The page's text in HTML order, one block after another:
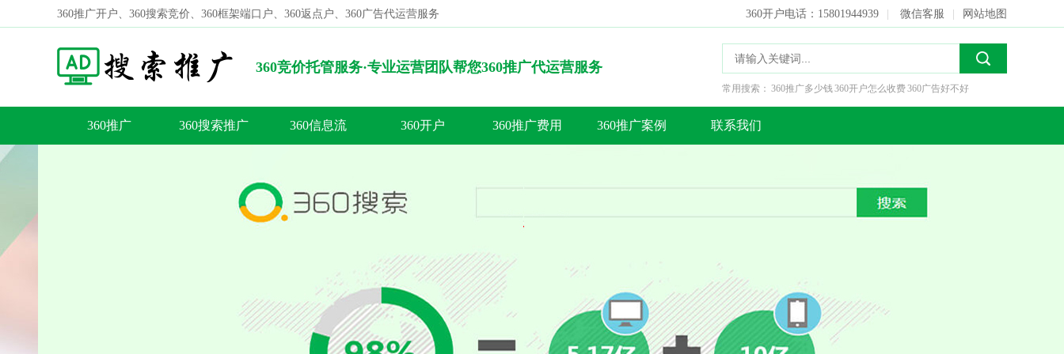
360推广开户、360搜索竞价、360框架端口户、360返点户、360广告代运营服务 360开户电话：15801944939 微信客服 网站地图
360竞价托管服务·专业运营团队帮您360推广代运营服务
搜索
常用搜索： 360推广多少钱360开户怎么收费360广告好不好
360推广 360搜索推广 360信息流 360开户 360推广费用 360推广案例 联系我们
少钱?